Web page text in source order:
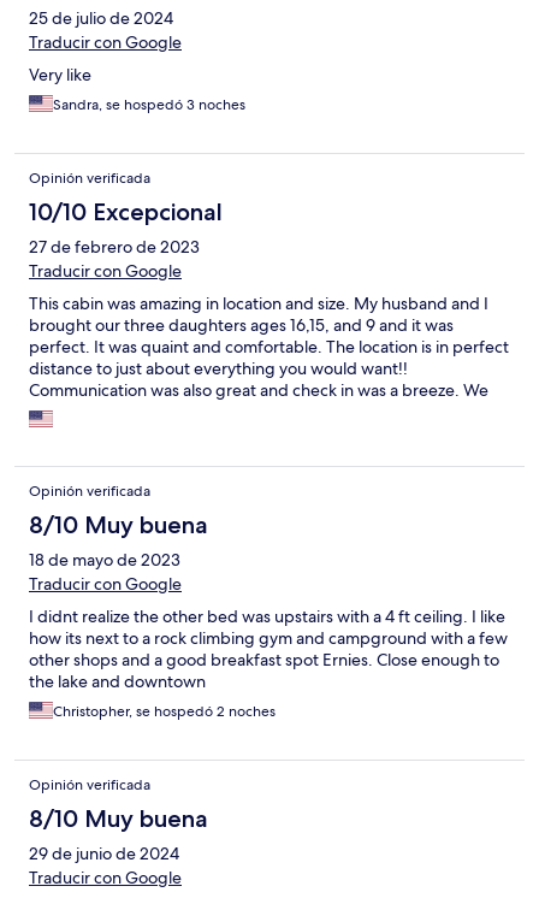
25 de julio de 2024
Traducir con Google
Very like
Sandra, se hospedó 3 noches
Opinión verificada
10/10 Excepcional
27 de febrero de 2023
Traducir con Google
This cabin was amazing in location and size. My husband and I
brought our three daughters ages 16,15, and 9 and it was
perfect. It was quaint and comfortable. The location is in perfect
distance to just about everything you would want!!
Communication was also great and check in was a breeze. We
will definitely be coming back here.
Opinión verificada
8/10 Muy buena
18 de mayo de 2023
Traducir con Google
I didnt realize the other bed was upstairs with a 4 ft ceiling. I like
how its next to a rock climbing gym and campground with a few
other shops and a good breakfast spot Ernies. Close enough to
the lake and downtown
Christopher, se hospedó 2 noches
Opinión verificada
8/10 Muy buena
29 de junio de 2024
Traducir con Google